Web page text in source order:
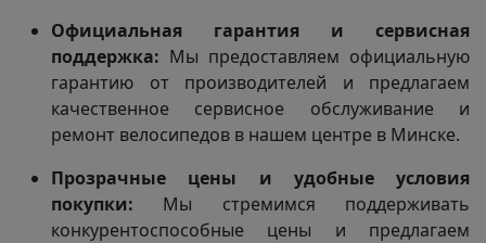
Официальная гарантия и сервисная
поддержка: Мы предоставляем официальную
гарантию от производителей и предлагаем
качественное сервисное обслуживание и
ремонт велосипедов в нашем центре в Минске.
Прозрачные цены и удобные условия
покупки: Мы стремимся поддерживать
конкурентоспособные цены и предлагаем